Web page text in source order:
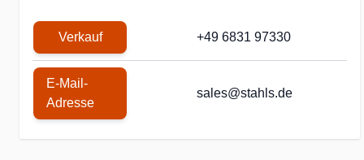
Verkauf +49 6831 97330
E-Mail-
Adresse
sales@stahls.de